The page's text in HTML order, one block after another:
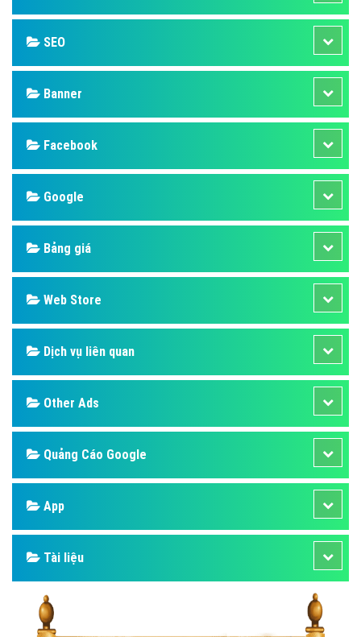
SEO
Banner
Facebook
Google
Bảng giá
Web Store
Dịch vụ liên quan
Other Ads
Quảng Cáo Google
App
Tài liệu